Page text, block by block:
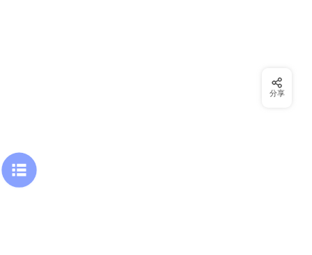
分享